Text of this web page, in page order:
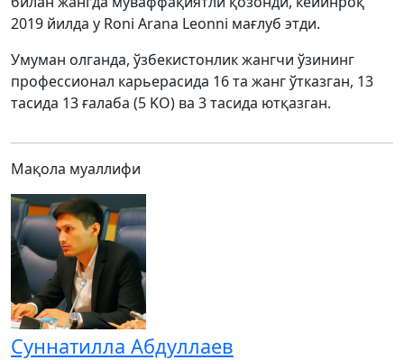
2019 йилда у Roni Arana Leonni мағлуб этди.
Умуман олганда, ўзбекистонлик жангчи ўзининг
профессионал карьерасида 16 та жанг ўтказган, 13
тасида 13 ғалаба (5 KO) ва 3 тасида ютқазган.
Мақола муаллифи
Суннатилла Абдуллаев